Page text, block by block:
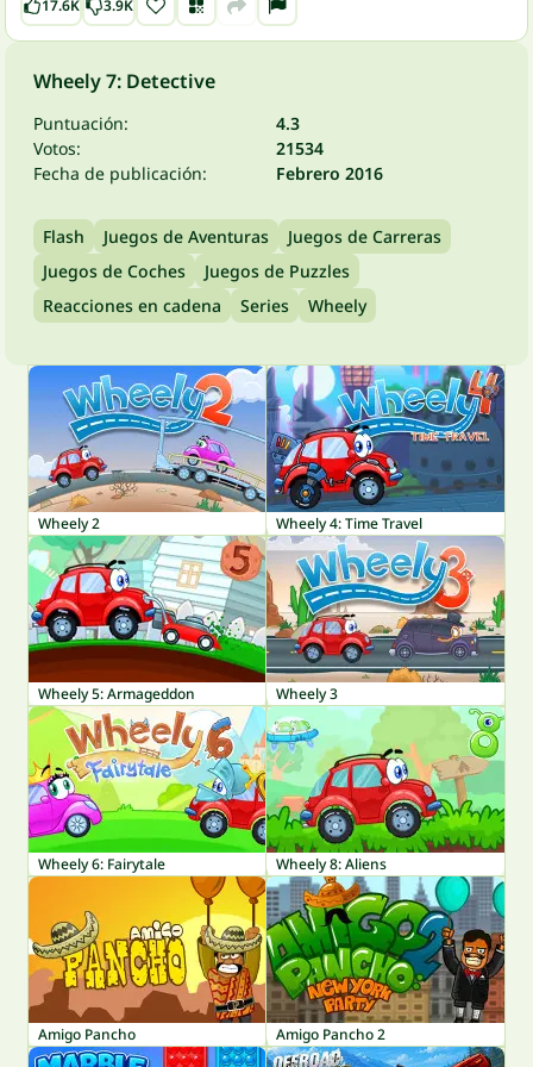
17.6K 3.9K
Wheely 7: Detective
Puntuación:
4.3
Votos:
21534
Fecha de publicación:
Febrero 2016
Flash Juegos de Aventuras
Juegos de Carreras
Juegos de Coches
Juegos de Puzzles
Reacciones en cadena
Series Wheely
Wheely 2 Wheely 4: Time Travel
Wheely 5: Armageddon Wheely 3
Wheely 6: Fairytale Wheely 8: Aliens
Amigo Pancho Amigo Pancho 2